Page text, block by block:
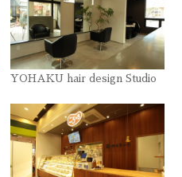
YOHAKU hair design Studio